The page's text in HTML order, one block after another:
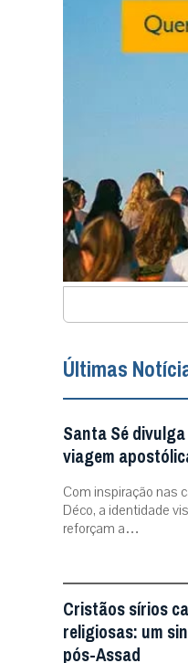
Últimas
Santa Sé
viagem
Com inspiração nas
Déco, a identidade
reforçam a…
Cristãos sírios
religiosas: um
pós-Assad